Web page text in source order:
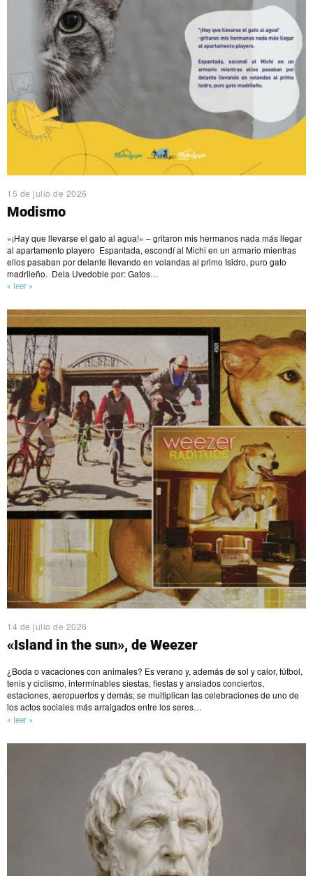
15 de julio de 2026
Modismo
«¡Hay que llevarse el gato al agua!» – gritaron mis hermanos nada más llegar
al apartamento playero Espantada, escondí al Michi en un armario mientras
ellos pasaban por delante llevando en volandas al primo Isidro, puro gato
madrileño. Dela Uvedoble por: Gatos…
« leer »
14 de julio de 2026
«Island in the sun», de Weezer
¿Boda o vacaciones con animales? Es verano y, además de sol y calor, fútbol,
tenis y ciclismo, interminables siestas, fiestas y ansiados conciertos,
estaciones, aeropuertos y demás; se multiplican las celebraciones de uno de
los actos sociales más arraigados entre los seres…
« leer »